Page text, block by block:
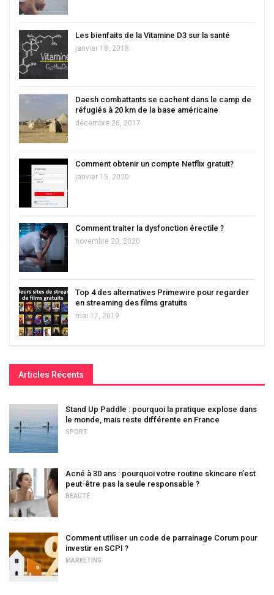
Les bienfaits de la Vitamine D3 sur la santé
janvier 18, 2018
Daesh combattants se cachent dans le camp de
réfugiés à 20 km de la base américaine
décembre 26, 2017
Comment obtenir un compte Netflix gratuit?
janvier 15, 2020
Comment traiter la dysfonction érectile ?
novembre 20, 2020
Top 4 des alternatives Primewire pour regarder
en streaming des films gratuits
mai 17, 2019
Articles Récents
Stand Up Paddle : pourquoi la pratique explose dans
le monde, mais reste différente en France
SPORT
Acné à 30 ans : pourquoi votre routine skincare n’est
peut-être pas la seule responsable ?
BEAUTÉ
Comment utiliser un code de parrainage Corum pour
investir en SCPI ?
MARKETING